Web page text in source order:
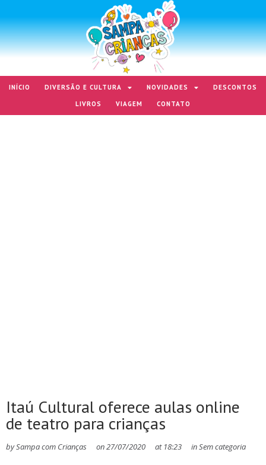
INÍCIO DIVERSÃO E CULTURA NOVIDADES
DESCONTOS
LIVROS
VIAGEM CONTATO
Itaú Cultural oferece aulas online
de teatro para crianças
bySampa com Crianças on27/07/2020 at 18:23 inSem categoria